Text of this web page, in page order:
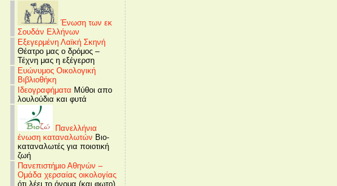
Ένωση των εκ
Σουδάν Ελλήνων
Εξεγερμένη Λαϊκή Σκηνή
Θέατρο μας ο δρόμος –
Τέχνη μας η εξέγερση
Ευώνυμος Οικολογική
Βιβλιοθήκη
Ιδεογραφήματα Μύθοι απο
λουλούδια και φυτά
Πανελλήνια
ένωση καταναλωτών Βιο-
καταναλωτές για ποιοτική
ζωή
Πανεπιστήμιο Αθηνών –
Ομάδα χερσαίας οικολογίας
ότι λέει το όνομα (και φωτο)